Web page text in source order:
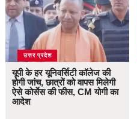
उत्तर प्रदेश
यूपी के हर यूनिवर्सिटी कॉलेज की
होगी जांच, छात्रों को वापस मिलेगी
ऐसे कोर्सेस की फीस, CM योगी का
आदेश